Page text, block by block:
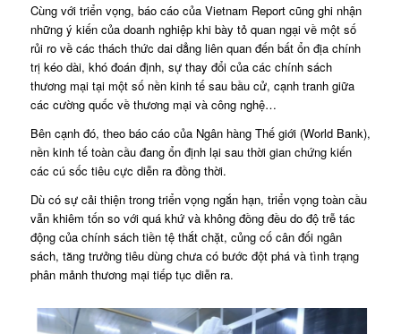
Cùng với triển vọng, báo cáo của Vietnam Report cũng ghi nhận
những ý kiến của doanh nghiệp khi bày tỏ quan ngại về một số
rủi ro về các thách thức dai dẳng liên quan đến bất ổn địa chính
trị kéo dài, khó đoán định, sự thay đổi của các chính sách
thương mại tại một số nền kinh tế sau bầu cử, cạnh tranh giữa
các cường quốc về thương mại và công nghệ…
Bên cạnh đó, theo báo cáo của Ngân hàng Thế giới (World Bank),
nền kinh tế toàn cầu đang ổn định lại sau thời gian chứng kiến
các cú sốc tiêu cực diễn ra đồng thời.
Dù có sự cải thiện trong triển vọng ngắn hạn, triển vọng toàn cầu
vẫn khiêm tốn so với quá khứ và không đồng đều do độ trễ tác
động của chính sách tiền tệ thắt chặt, củng cố cân đối ngân
sách, tăng trưởng tiêu dùng chưa có bước đột phá và tình trạng
phân mảnh thương mại tiếp tục diễn ra.